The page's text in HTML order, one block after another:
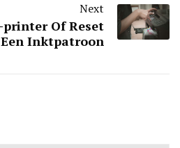
Next
printer Of Reset
Een Inktpatroon